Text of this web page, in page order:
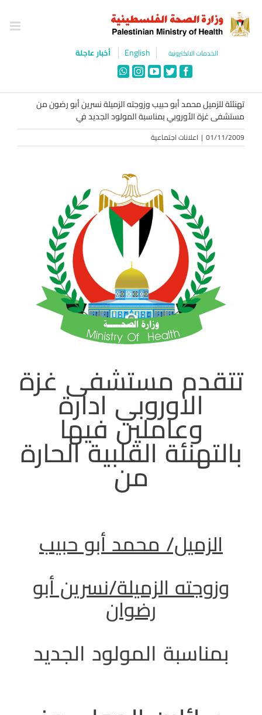
content
الخدمات الالكترونية English أخبار عاجلة
Facebook
Twitter
YouTube
Instagram
WhatsApp
تهنئئة للزميل محمد أبو حبيب وزوجته الزميلة نسرين أبو رضون من
مستشفى غزة الأوروبي بمناسبة المولود الجديد في
01/11/2009
| اعلانات اجتماعية
تتقدم مستشفى غزة
الاوروبي ادارة
وعاملين فيها
بالتهنئة القلبية الحارة
من
الزميل/ محمد أبو حبيب
وزوجته الزميلة/نسرين أبو
رضوان
بمناسبة المولود الجديد